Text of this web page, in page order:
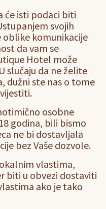
će isti podaci biti
svojih
oblike komunikacije
da vam se
Hotel može
slučaju da ne želite
dužni ste nas o tome
osobne
godina, bili bismo
ne bi dostavljala
bez Vaše dozvole.
vlastima,
biti u obvezi dostaviti
ako je tako